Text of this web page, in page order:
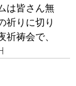
は皆さん無
祈りに切り
祷会で、